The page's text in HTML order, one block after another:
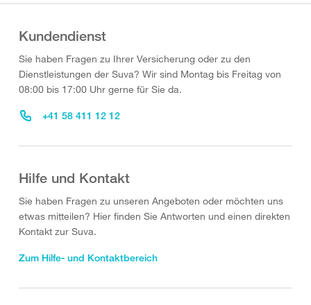
Kundendienst
Sie haben Fragen zu Ihrer Versicherung oder zu den
Dienstleistungen der Suva? Wir sind Montag bis Freitag von
08:00 bis 17:00 Uhr gerne für Sie da.
+41 58 411 12 12
Hilfe und Kontakt
Sie haben Fragen zu unseren Angeboten oder möchten uns
etwas mitteilen? Hier finden Sie Antworten und einen direkten
Kontakt zur Suva.
Zum Hilfe- und Kontaktbereich